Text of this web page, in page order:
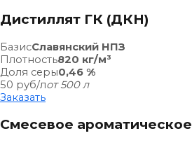
Дистиллят ГК (ДКН)
БазисСлавянский НПЗ
Плотность820 кг/м³
Доля серы0,46 %
50 руб/лот 500 л
Заказать
Смесевое ароматическое